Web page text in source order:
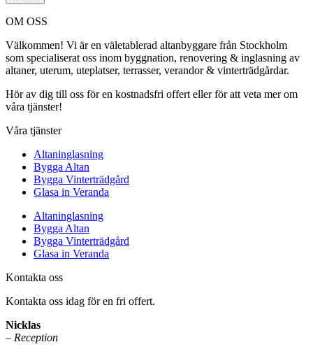
OM OSS
Välkommen! Vi är en väletablerad altanbyggare från Stockholm
som specialiserat oss inom byggnation, renovering & inglasning av
altaner, uterum, uteplatser, terrasser, verandor & vinterträdgårdar.
Hör av dig till oss för en kostnadsfri offert eller för att veta mer om
våra tjänster!
Våra tjänster
Altaninglasning
Bygga Altan
Bygga Vinterträdgård
Glasa in Veranda
Altaninglasning
Bygga Altan
Bygga Vinterträdgård
Glasa in Veranda
Kontakta oss
Kontakta oss idag för en fri offert.
Nicklas
– Reception